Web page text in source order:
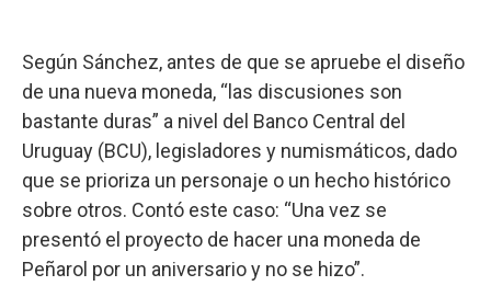
Según Sánchez, antes de que se apruebe el diseño
de una nueva moneda, “las discusiones son
bastante duras” a nivel del Banco Central del
Uruguay (BCU), legisladores y numismáticos, dado
que se prioriza un personaje o un hecho histórico
sobre otros. Contó este caso: “Una vez se
presentó el proyecto de hacer una moneda de
Peñarol por un aniversario y no se hizo”.